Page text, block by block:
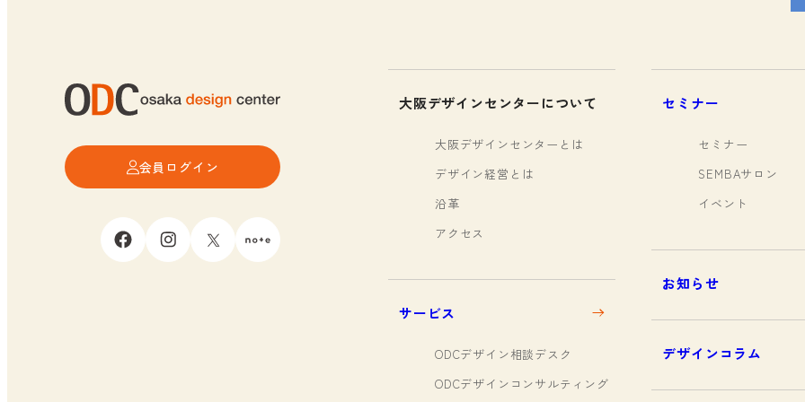
会員ログイン
大阪デザインセンターについて
大阪デザインセンターとは
デザイン経営とは
沿革
アクセス
サービス
ODCデザイン相談デスク
ODCデザインコンサルティング
セミナー
セミナー
SEMBAサロン
イベント
お知らせ
デザインコラム